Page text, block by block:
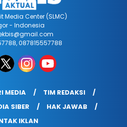
Media Center (SLMC)
- Indonesia
087815557788
MEDIA
TIM REDAKSI
SIBER
HAK JAWAB
IKLAN